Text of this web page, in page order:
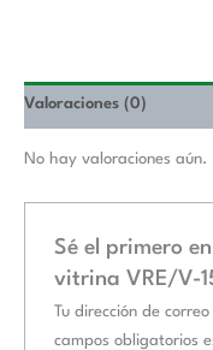
Valoraciones (0)
No hay valoraciones aún.
Sé el primero
vitrina VRE/V-
Tu dirección de
campos obligatorios